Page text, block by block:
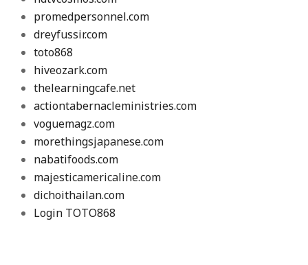
promedpersonnel.com
dreyfussir.com
toto868
hiveozark.com
thelearningcafe.net
actiontabernacleministries.com
voguemagz.com
morethingsjapanese.com
nabatifoods.com
majesticamericaline.com
dichoithailan.com
Login TOTO868